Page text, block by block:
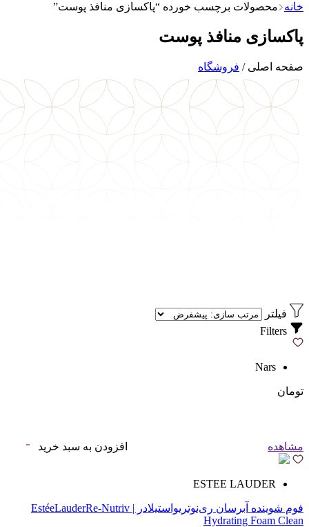
خانه
محصولات برچسب خورده “پاکسازی منافذ پوست”
پاکسازی منافذ پوست
صفحه اصلی / فروشگاه
فیلتر
Nars
تومان
مشاهده افزودن به سبد خرید
ESTEE LAUDER
فوم شوینده آبرسان ری‌نوتریواستیلادر | EstéeLauderRe-Nutriv
Hydrating Foam Clean